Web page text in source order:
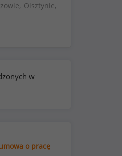
Olsztynie,
w
o pracę